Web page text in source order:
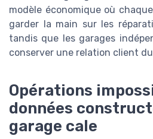
modèle économique où
garder la main sur les
tandis que les garages
conserver une relation client
Opérations
données
garage cale